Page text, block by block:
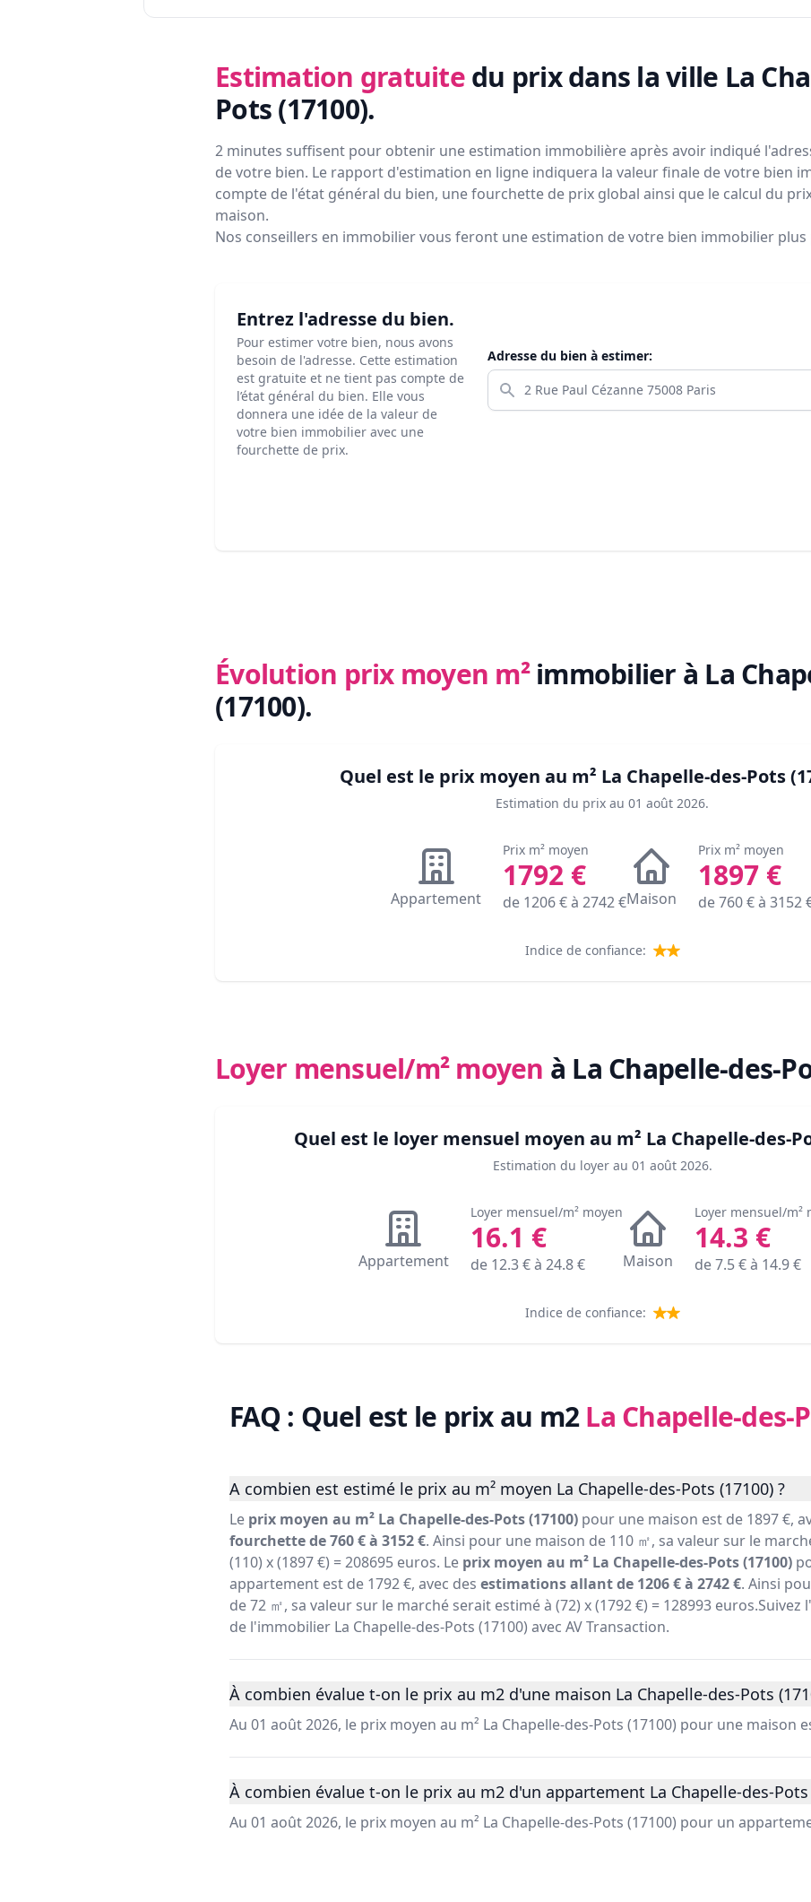
Estimation gratuite du prixdans la ville La
Pots (17100).
2 minutes suffisent pour obtenir une estimation immobilière après avoir indiqué
de votre bien. Le rapport d'estimation en ligne indiquera la valeur finale de votre bien
compte de l'état général du bien, une fourchette de prix global ainsi que le calcul du
maison.
Nos conseillers en immobilier vous feront une estimation de votre bien immobilier plus
Entrez l'adresse du bien.
Pour estimer votre bien, nous avons
besoin de l'adresse. Cette estimation
est gratuite et ne tient pas compte de
l’état général du bien. Elle vous
donnera une idée de la valeur de
votre bien immobilier avec une
fourchette de prix.
Adresse du bien à estimer:
Évolution prix moyen m² immobilier à La
(17100).
Quel est le prix moyen au m² La Chapelle-des-Pots
Estimation du prix au 01 août 2026.
Appartement
Prix m² moyen
1792 €
de 1206€ à 2742€Maison
Prix m² moyen
1897 €
de760€ à 3152
Indice de confiance:
Loyer mensuel/m² moyen à La Chapelle-des-
Quel est le loyer mensuel moyen au m² La Chapelle-des-
Estimation du loyer au 01 août 2026.
Appartement
Loyer mensuel/m² moyen
16.1 €
de 12.3€ à 24.8€ Maison
Loyer mensuel/m²
14.3 €
de7.5€ à 14.9€
Indice de confiance:
FAQ : Quel est le prix au m2La Chapelle-des-
A combien est estimé le prix au m² moyen La Chapelle-des-Pots (17100) ?
Le prix moyen au m² La Chapelle-des-Pots (17100) pour une maison est de 1897 €,
fourchette de 760 € à 3152 €. Ainsi pour une maison de 110 ㎡, sa valeur sur le
(110) x (1897 €) = 208695 euros. Le prix moyen au m² La Chapelle-des-Pots (17100)
appartement est de 1792 €, avec des estimations allant de 1206 € à 2742 €. Ainsi
de 72 ㎡, sa valeur sur le marché serait estimé à (72) x (1792 €) = 128993
de l'immobilier La Chapelle-des-Pots (17100) avec AV Transaction.
À combien évalue t-on le prix au m2 d'une maison La Chapelle-des-Pots
Au 01 août 2026, le prix moyen au m² La Chapelle-des-Pots (17100) pour une maison
À combien évalue t-on le prix au m2 d'un appartement La Chapelle-des-Pots
Au 01 août 2026, le prix moyen au m² La Chapelle-des-Pots (17100) pour un